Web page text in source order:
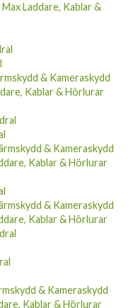
Laddare, Kablar &
& Kameraskydd
Kablar & Hörlurar
& Kameraskydd
Kablar & Hörlurar
& Kameraskydd
Kablar & Hörlurar
& Kameraskydd
Kablar & Hörlurar